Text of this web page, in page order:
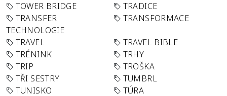
TOWER BRIDGE
TRADICE
TRANSFER
TECHNOLOGIE
TRANSFORMACE
TRAVEL
TRAVEL BIBLE
TRÉNINK
TRHY
TRIP
TROŠKA
TŘI SESTRY
TUMBRL
TUNISKO
TÚRA